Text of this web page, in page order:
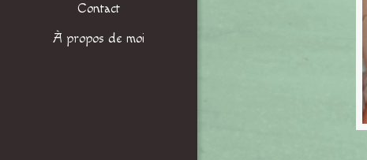
Contact
À propos de moi